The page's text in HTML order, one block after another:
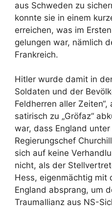
aus Schweden zu
konnte sie in einem
erreichen, was im
gelungen war, nämlich
Frankreich.
Hitler wurde damit in
Soldaten und der
Feldherren aller
satirisch zu „Gröfaz“
war, dass England
Regierungschef
sich auf keine
nicht, als der
Hess, eigenmächtig mit
England absprang, um
Traumallianz aus NS-